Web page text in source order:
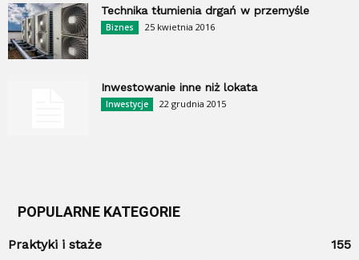
Technika tłumienia drgań w przemyśle
Biznes 25 kwietnia 2016
Inwestowanie inne niż lokata
Inwestycje 22 grudnia 2015
POPULARNE KATEGORIE
Praktyki i staże
155